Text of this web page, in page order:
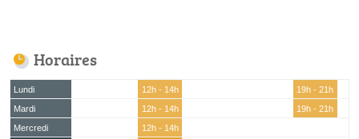
Horaires
Lundi 12h - 14h
19h - 21h
Mardi
12h - 14h
19h - 21h
Mercredi
12h - 14h